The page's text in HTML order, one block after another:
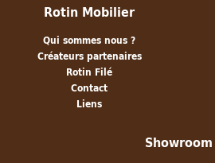
Rotin Mobilier
Qui sommes nous ?
Créateurs partenaires
Rotin Filé
Contact
Liens
Showroom